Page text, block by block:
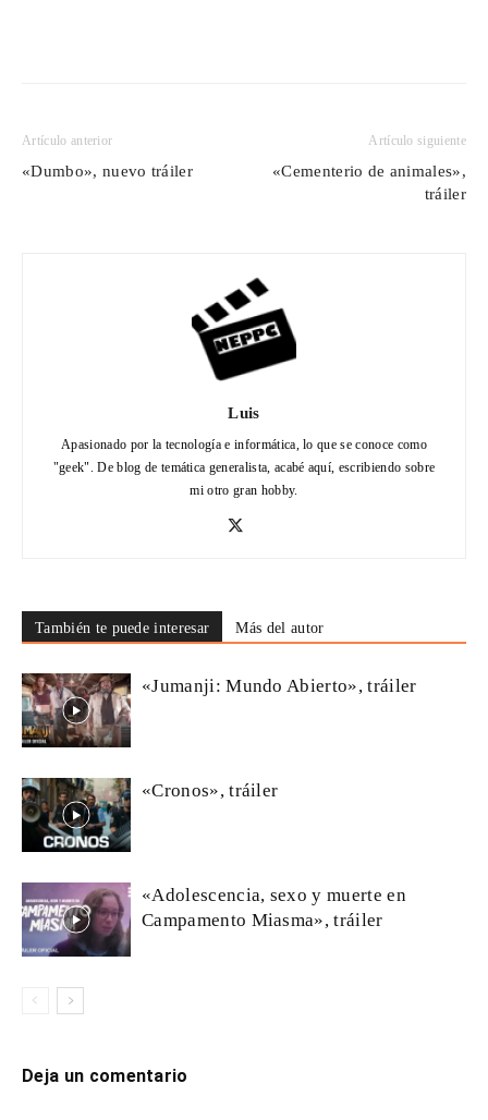
Artículo anterior
«Dumbo», nuevo tráiler
Artículo siguiente
«Cementerio de animales»,
tráiler
Luis
Apasionado por la tecnología e informática, lo que se conoce como
"geek". De blog de temática generalista, acabé aquí, escribiendo sobre
mi otro gran hobby.
También te puede interesar Más del autor
«Jumanji: Mundo Abierto», tráiler
«Cronos», tráiler
«Adolescencia, sexo y muerte en
Campamento Miasma», tráiler
Deja un comentario